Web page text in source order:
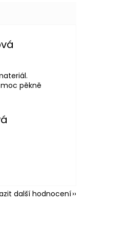
z 5 hvězdiček.
pěkně
z 5 hvězdiček.
další hodnocení